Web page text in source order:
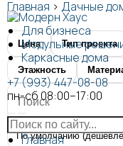
Для бизнеса
Модульные
Каркасные дома
+7 (993) 447-08-08
пн-сб 08:00–17:00
Главная
Главная > Дачные
Цена Тип проекта
Этажность